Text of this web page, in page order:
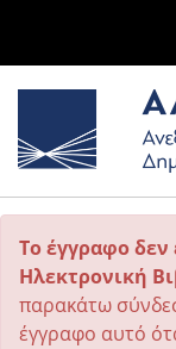
Το έγγραφο δεν
Ηλεκτρονική
παρακάτω
έγγραφο αυτό